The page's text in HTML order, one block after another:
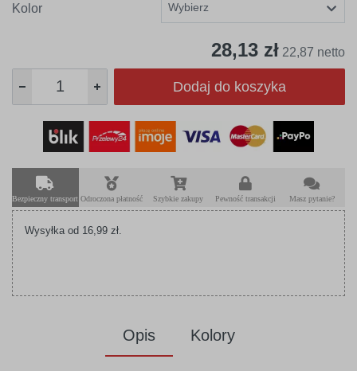
Kolor Wybierz
28,13 zł 22,87 netto
Dodaj do koszyka
Bezpieczny transport Odroczona płatność Szybkie zakupy Pewność transakcji Masz pytanie?
Wysyłka od 16,99 zł.
Opis Kolory